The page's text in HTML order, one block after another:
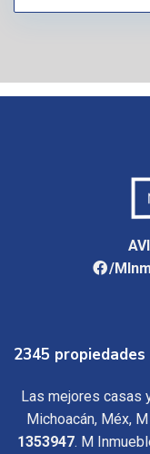
/
2345
Las mejores casas
Michoacán, Méx,
1353947. M